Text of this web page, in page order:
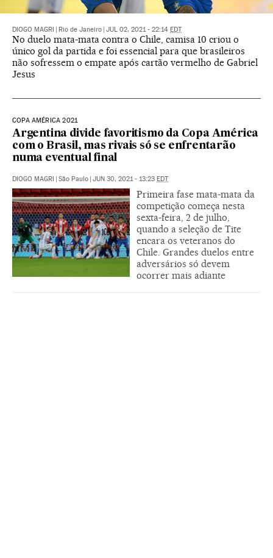
DIOGO MAGRI Rio de Janeiro JUL 02, 2021 - 22:14 EDT
No duelo mata-mata contra o Chile, camisa 10 criou o
único gol da partida e foi essencial para que brasileiros
não sofressem o empate após cartão vermelho de Gabriel
Jesus
COPA AMÉRICA 2021
Argentina divide favoritismo da Copa América
com o Brasil, mas rivais só se enfrentarão
numa eventual final
DIOGO MAGRI São Paulo JUN 30, 2021 - 13:23 EDT
Primeira fase mata-mata da
competição começa nesta
sexta-feira, 2 de julho,
quando a seleção de Tite
encara os veteranos do
Chile. Grandes duelos entre
adversários só devem
ocorrer mais adiante